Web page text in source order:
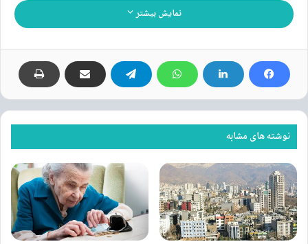
داور بازی پرسپولیسی‌ها را دعوت به آرامش کرد تا بازی بدون حاشیه دنبال
شود.
نوشته های مشابه
فهرست مراکز و پایگاه‌های
واکسیناسیون کووید۱۹ در تهران اعلام
شد
۲۸ تیر ۱۴۰۱
چطور نام فونت را از روی عکس آن
تشخیص دهیم؟
۱۵ شهریور ۱۴۰۳
نمایش بیشتر
نوشته های مشابه